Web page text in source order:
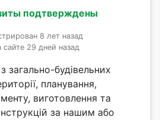
подтверждены
8 лет назад
сайте 29 дней назад
загально-будівельних
планування,
виготовлення та
за нашим або